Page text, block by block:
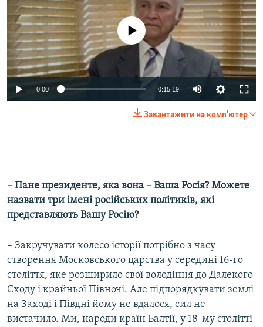
No media source currently available
0:00 0:15:19
Завантажити на комп'ютер
– Пане президенте, яка вона – Ваша Росія? Можете
назвати три імені російських політиків, які
представляють Вашу Росію?
– Закручувати колесо історії потрібно з часу
створення Московського царства у середині 16-го
століття, яке розширило свої володіння до Далекого
Сходу і крайньої Півночі. Але підпорядкувати землі
на Заході і Півдні йому не вдалося, сил не
вистачило. Ми, народи країн Балтії, у 18-му столітті